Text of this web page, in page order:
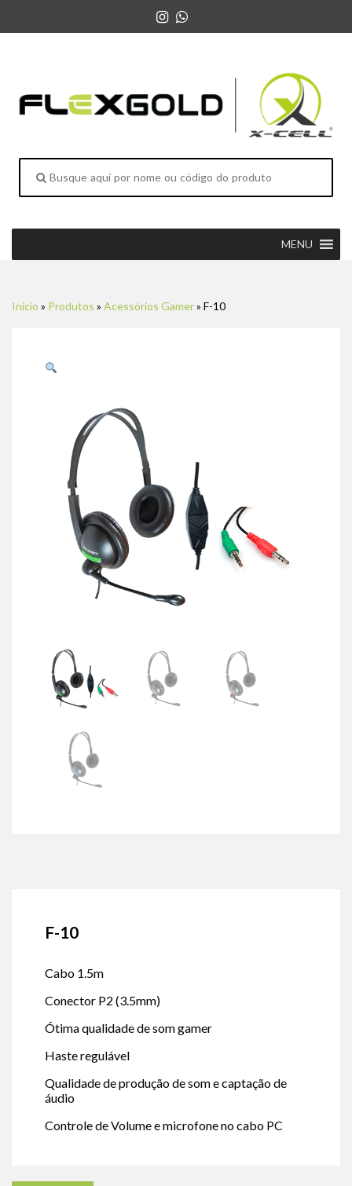
MENU
Início » Produtos » Acessórios Gamer» F-10
F-10
Cabo 1.5m
Conector P2 (3.5mm)
Ótima qualidade de som gamer
Haste regulável
Qualidade de produção de som e captação de
áudio
Controle de Volume e microfone no cabo PC